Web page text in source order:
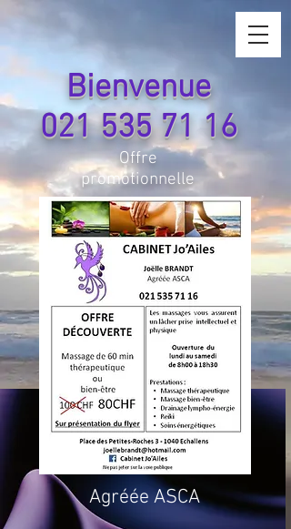
Bienvenue
021 535 71 16
Offre
promotionnelle
Agréée ASCA